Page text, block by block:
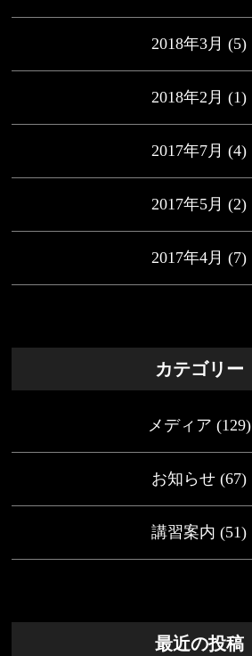
2018年3月 (5)
2018年2月 (1)
2017年7月 (4)
2017年5月 (2)
2017年4月 (7)
カテゴリー
メディア (129)
お知らせ (67)
講習案内 (51)
最近の投稿